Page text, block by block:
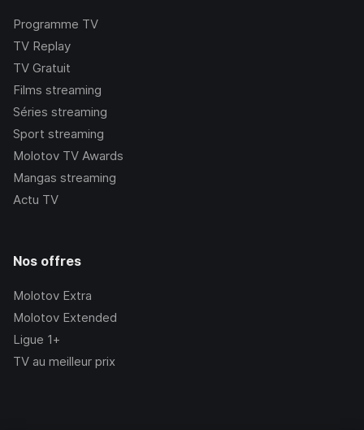
Programme TV
TV Replay
TV Gratuit
Films streaming
Séries streaming
Sport streaming
Molotov TV Awards
Mangas streaming
Actu TV
Nos offres
Molotov Extra
Molotov Extended
Ligue 1+
TV au meilleur prix